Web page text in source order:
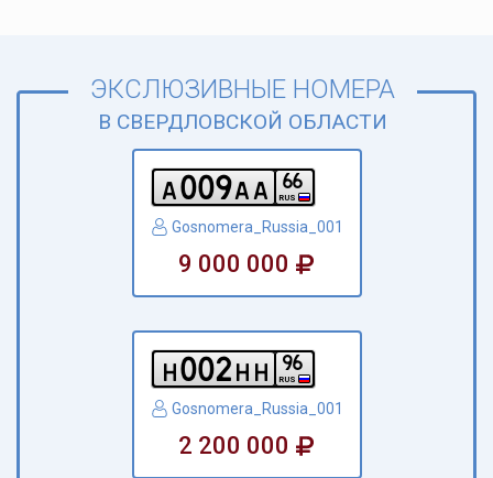
ЭКСЛЮЗИВНЫЕ НОМЕРА
В СВЕРДЛОВСКОЙ ОБЛАСТИ
a009a a RUS
66
Gosnomera_Russia_001
9 000 000
h002h h RUS
96
Gosnomera_Russia_001
2 200 000